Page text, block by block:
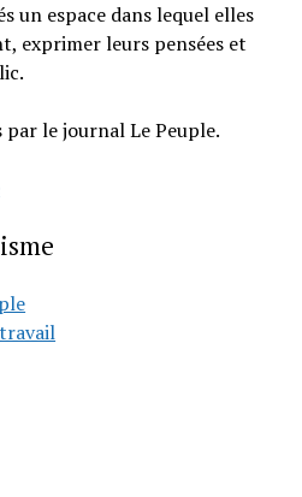
un espace dans lequel elles
exprimer leurs pensées et
par le journal Le Peuple.